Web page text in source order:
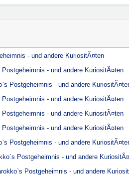
- und andere KuriositÃ¤ten
Postgeheimnis - und andere KuriositÃ¤ten
Postgeheimnis - und andere
Postgeheimnis - und andere KuriositÃ¤ten
Postgeheimnis - und andere KuriositÃ¤ten
Postgeheimnis - und andere KuriositÃ¤ten
Postgeheimnis - und andere
Postgeheimnis - und andere
Postgeheimnis - und andere